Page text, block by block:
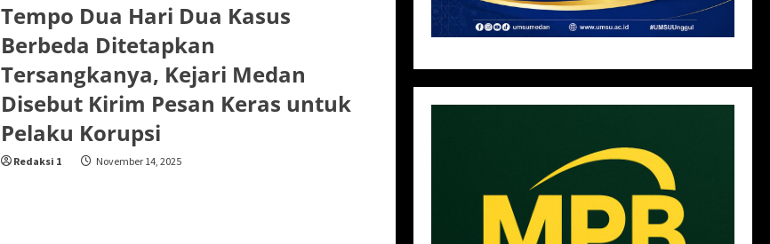
Tempo Dua Hari Dua Kasus
Berbeda Ditetapkan
Tersangkanya, Kejari Medan
Disebut Kirim Pesan Keras untuk
Pelaku Korupsi
Redaksi 1 November 14, 2025